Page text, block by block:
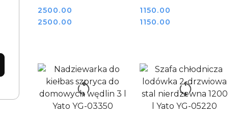
Cena:
2500.00
Cena:
2500.00
Cena:
1150.00
Cena:
1150.00